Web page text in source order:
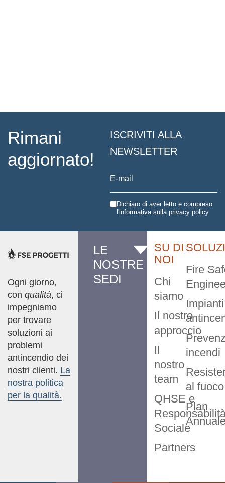
Rimani
aggiornato!
ISCRIVITI ALLA
NEWSLETTER
Dichiaro di aver letto e compreso
l'informativa sullaprivacy policy
Ogni giorno,
con qualità, ci
impegniamo
per trovare
soluzioni ai
problemi
antincendio dei
nostri clienti. La
nostra politica
per la qualità.
LE
NOSTRE
SEDI
SU DI
NOI
Chi
siamo
Il nostro
approccio
Il
nostro
team
QHSE e
Sociale
Partners
Fire
Impianti
incendi
al fuoco
Plan